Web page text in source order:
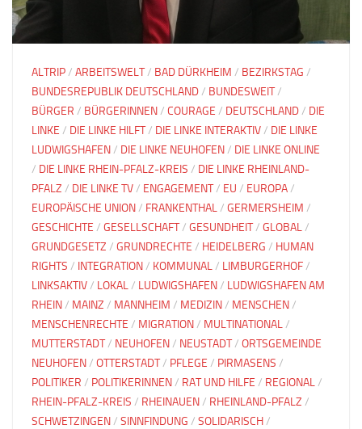
ALTRIP/ ARBEITSWELT/ BAD DÜRKHEIM / BEZIRKSTAG /
BUNDESREPUBLIK DEUTSCHLAND/ BUNDESWEIT/
BÜRGER / BÜRGERINNEN/ COURAGE / DEUTSCHLAND/ DIE
LINKE / DIE LINKE HILFT/ DIE LINKE INTERAKTIV/ DIE LINKE
LUDWIGSHAFEN/ DIE LINKE NEUHOFEN/ DIE LINKE ONLINE
/ DIE LINKE RHEIN-PFALZ-KREIS / DIE LINKE RHEINLAND-
PFALZ / DIE LINKE TV/ ENGAGEMENT/ EU / EUROPA/
EUROPÄISCHE UNION/ FRANKENTHAL/ GERMERSHEIM /
GESCHICHTE / GESELLSCHAFT/ GESUNDHEIT/ GLOBAL/
GRUNDGESETZ / GRUNDRECHTE / HEIDELBERG / HUMAN
RIGHTS / INTEGRATION/ KOMMUNAL/ LIMBURGERHOF/
LINKSAKTIV/ LOKAL/ LUDWIGSHAFEN/ LUDWIGSHAFEN AM
RHEIN/ MAINZ / MANNHEIM / MEDIZIN/ MENSCHEN/
MENSCHENRECHTE / MIGRATION/ MULTINATIONAL/
MUTTERSTADT/ NEUHOFEN/ NEUSTADT/ ORTSGEMEINDE
NEUHOFEN/ OTTERSTADT/ PFLEGE / PIRMASENS /
POLITIKER / POLITIKERINNEN/ RAT UND HILFE / REGIONAL/
RHEIN-PFALZ-KREIS / RHEINAUEN/ RHEINLAND-PFALZ /
SCHWETZINGEN/ SINNFINDUNG / SOLIDARISCH/